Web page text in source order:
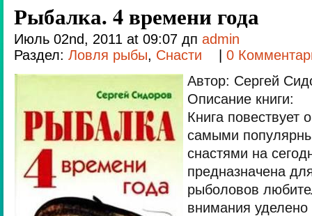
Рыбалка. 4 времени года
Июль 02nd, 2011 at 09:07 дп admin
Раздел: Ловля рыбы, Снасти
0
Автор: Сергей
Описание книги:
Книга повествует
самыми
снастями на
предназначена
рыболовов
внимания уделено